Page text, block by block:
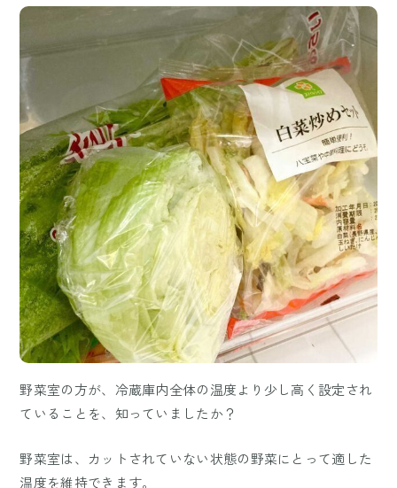
野菜室の方が、冷蔵庫内全体の温度より少し高く設定され
ていることを、知っていましたか？
野菜室は、カットされていない状態の野菜にとって適した
温度を維持できます。